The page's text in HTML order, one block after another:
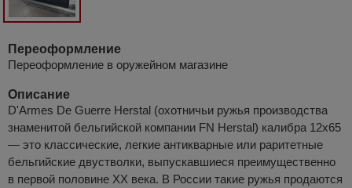
Переоформление
Переоформление в оружейном магазине
Описание
D'Armes De Guerre Herstal (охотничьи ружья производства
знаменитой бельгийской компании FN Herstal) калибра 12x65
— это классические, легкие антикварные или раритетные
бельгийские двустволки, выпускавшиеся преимущественно
в первой половине XX века. В России такие ружья продаются